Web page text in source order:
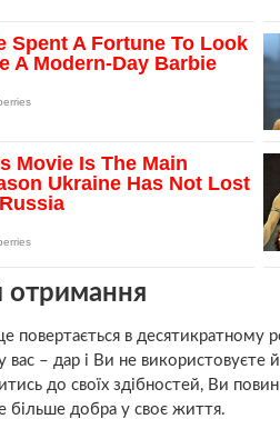
отримання
повертається в
– дар і Ви не
до своїх здібностей, Ви
більше добра у своє життя.